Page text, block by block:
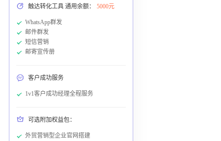
触达转化工具 通用余额： 5000元
WhatsApp群发
邮件群发
短信营销
邮寄宣传册
客户成功服务
1v1客户成功经理全程服务
可选附加权益包：
外贸营销型企业官网搭建